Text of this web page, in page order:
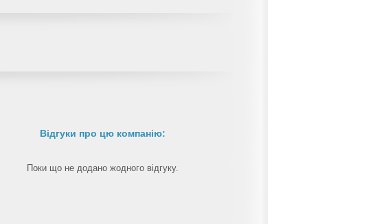
Відгуки про цю компанію:
Поки що не додано жодного відгуку.